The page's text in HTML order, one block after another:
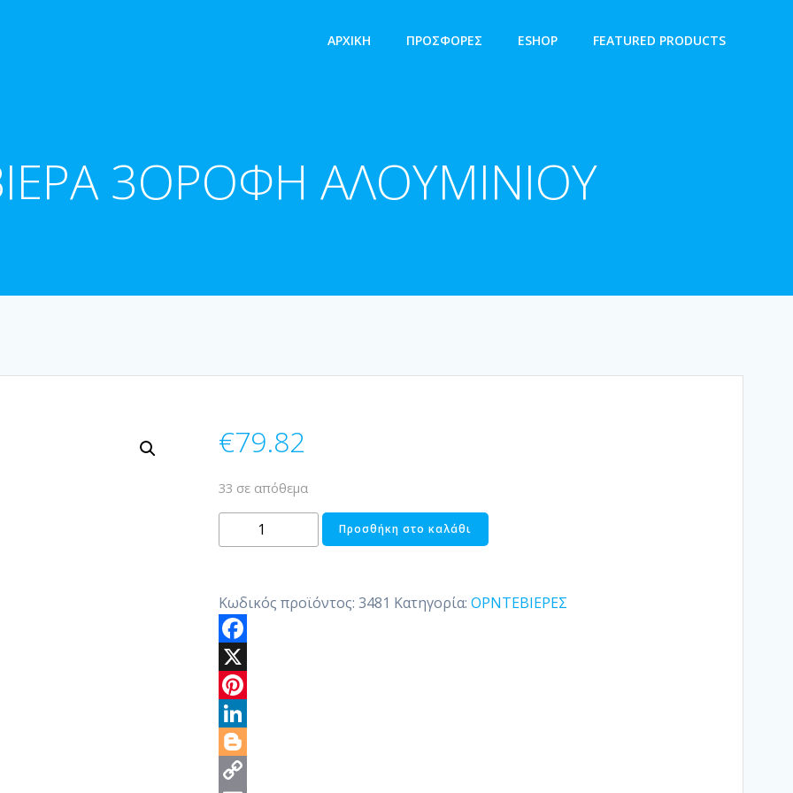
ΑΡΧΙΚΉ ΠΡΟΣΦΟΡΕΣ ESHOP FEATURED PRODUCTS
3ΟΡΟΦΗ ΑΛΟΥΜΙΝΙΟΥ
€79.82
33 σε απόθεμα
ΟΡΝΤΕΡΒΙΕΡΑ
3ΟΡΟΦΗ
Προσθήκη στο καλάθι
Κωδικός προϊόντος: 3481 Κατηγορία: ΟΡΝΤΕΒΙΕΡΕΣ
Facebook
X
Pinterest
LinkedIn
Blogger